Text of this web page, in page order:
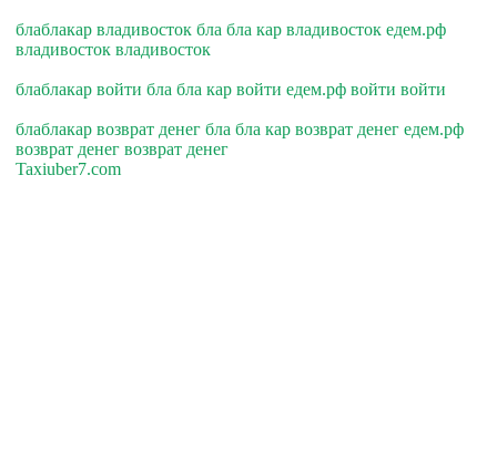
блаблакар владивосток бла бла кар владивосток едем.рф
владивосток владивосток
блаблакар войти бла бла кар войти едем.рф войти войти
блаблакар возврат денег бла бла кар возврат денег едем.рф
возврат денег возврат денег
Taxiuber7.com